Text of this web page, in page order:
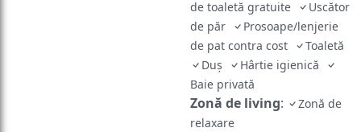
de toaletă gratuite
Uscător
de păr
Prosoape/lenjerie
de pat contra cost
Toaletă
Duș
Hârtie igienică
Baie privată
Zonă de living:
Zonă de
relaxare